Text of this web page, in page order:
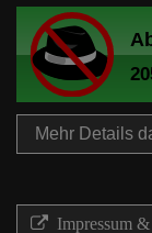
Mehr Details
Impressum